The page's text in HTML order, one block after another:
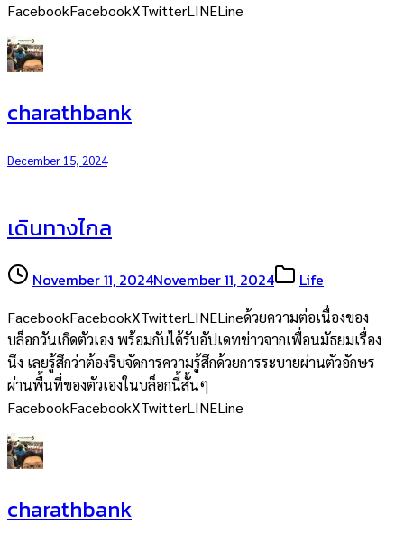
FacebookFacebookXTwitterLINELine
charathbank
December 15, 2024
เดินทางไกล
November 11, 2024November 11, 2024 Life
FacebookFacebookXTwitterLINELineด้วยความต่อเนื่องของ
บล็อกวันเกิดตัวเอง พร้อมกับได้รับอัปเดทข่าวจากเพื่อนมัธยมเรื่อง
นึง เลยรู้สึกว่าต้องรีบจัดการความรู้สึกด้วยการระบายผ่านตัวอักษร
ผ่านพื้นที่ของตัวเองในบล็อกนี้สั้นๆ
FacebookFacebookXTwitterLINELine
charathbank